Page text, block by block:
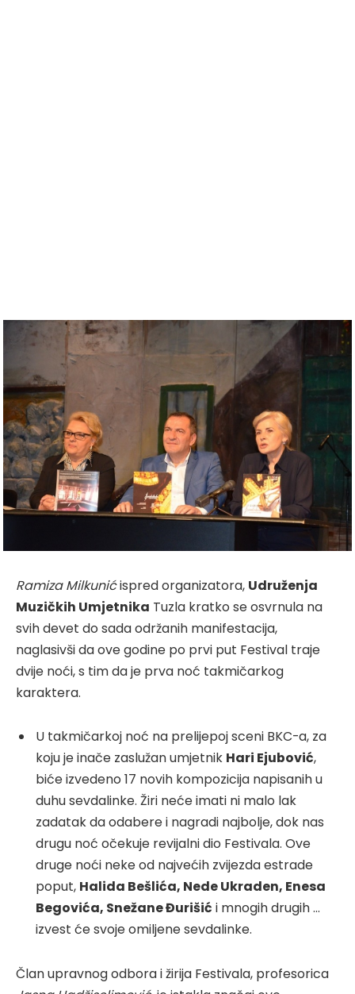
Ramiza Milkunićispred organizatora, Udruženja
Muzičkih Umjetnika Tuzla kratko se osvrnula na
svih devet do sada održanih manifestacija,
naglasivši da ove godine po prvi put Festival traje
dvije noći, s tim da je prva noć takmičarkog
karaktera.
U takmičarkoj noć na prelijepoj sceni BKC-a, za
koju je inače zaslužan umjetnik Hari Ejubović,
biće izvedeno 17 novih kompozicija napisanih u
duhu sevdalinke. Žiri neće imati ni malo lak
zadatak da odabere i nagradi najbolje, dok nas
drugu noć očekuje revijalni dio Festivala. Ove
druge noći neke od najvećih zvijezda estrade
poput, Halida Bešlića, Nede Ukraden, Enesa
Begovića, Snežane Đurišić i mnogih drugih …
izvest će svoje omiljene sevdalinke.
Član upravnog odbora i žirija Festivala, profesorica